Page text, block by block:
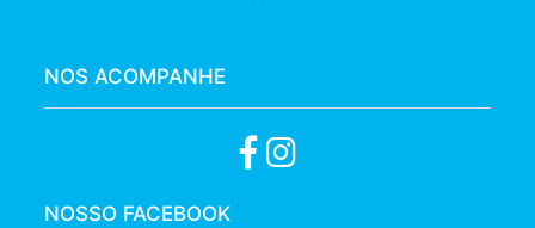
NOS ACOMPANHE
NOSSO FACEBOOK